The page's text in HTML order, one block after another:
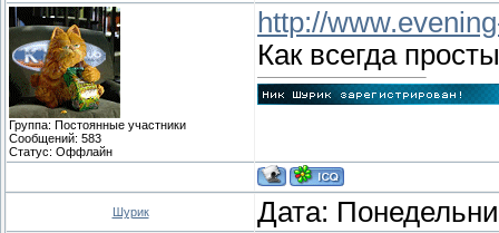
Группа: Постоянные участники
Сообщений: 583
Статус: Оффлайн
http://
Как всегда
Шурик Дата: